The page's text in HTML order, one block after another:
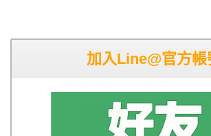
加入Line@官方帳